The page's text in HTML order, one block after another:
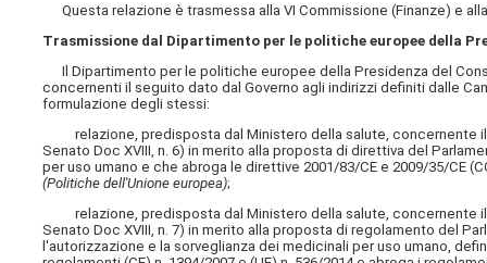
Questa relazione è trasmessa alla VI Commissione (Finanze) e
Trasmissione dal Dipartimento per le politiche europee della
Il Dipartimento per le politiche europee della Presidenza del
concernenti il seguito dato dal Governo agli indirizzi definiti dalle
formulazione degli stessi:
relazione, predisposta dal Ministero della salute, concernente
Senato Doc XVIII, n. 6) in merito alla proposta di direttiva del
per uso umano e che abroga le direttive 2001/83/CE e 2009/35/CE
(Politiche dell'Unione europea);
relazione, predisposta dal Ministero della salute, concernente
Senato Doc XVIII, n. 7) in merito alla proposta di regolamento del
l'autorizzazione e la sorveglianza dei medicinali per uso umano,